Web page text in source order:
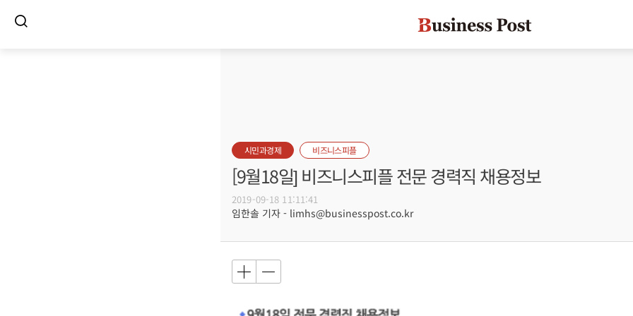
시민과경제 비즈니스피플
[9월18일] 비즈니스피플 전문 경력직 채용정보
2019-09-18 11:11:41
임한솔 기자 - limhs@businesspost.co.kr